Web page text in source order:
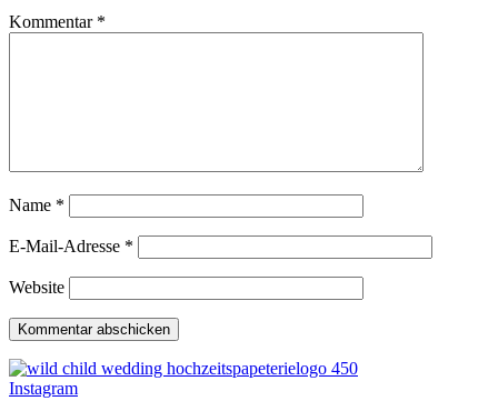
Kommentar *
Name *
E-Mail-Adresse *
Website
Instagram